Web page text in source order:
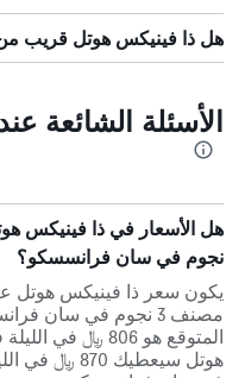
هل ذا فينيكس هوتل قريب من
الأسئلة الشائعة
نجوم في سان فرانسسكو؟
يكون سعر ذا فينيكس هوتل
مصنف 3 نجوم في سان
المتوقع هو 806